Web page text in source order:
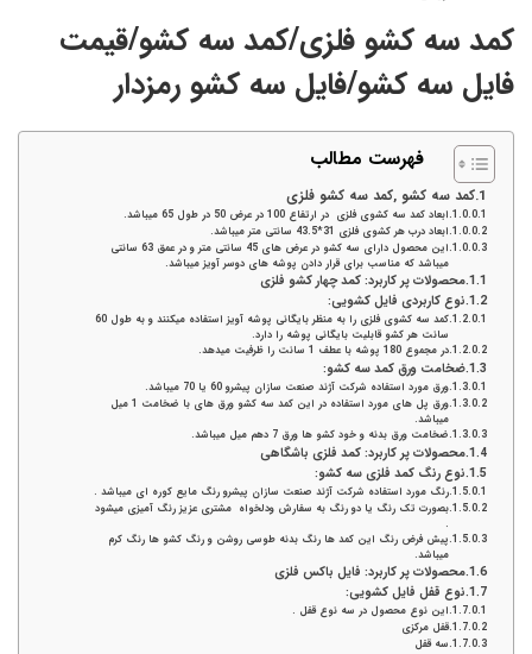
کمد سه کشو فلزی/کمد سه کشو/قیمت
فایل سه کشو/فایل سه کشو رمزدار
فهرست مطالب
کمد سه کشو ,کمد سه کشو فلزی
ابعاد کمد سه کشوی فلزی در ارتفاع 100 در عرض 50 در طول 65 میباشد.
ابعاد درب هر کشوی فلزی 31*43.5 سانتی متر میباشد.
این محصول دارای سه کشو در عرض های 45 سانتی متر و در عمق 63 سانتی
میباشد که مناسب برای قرار دادن پوشه های دوسر آویز میباشد.
محصولات پر کاربرد: کمد چهار کشو فلزی
نوع کاربردی فایل کشویی:
کمد سه کشوی فلزی را به منظر بایگانی پوشه آویز استفاده میکنند و به طول 60
سانت هر کشو قابلیت بایگانی پوشه را دارد.
در مجموع 180 پوشه با عطف 1 سانت را ظرفیت میدهد.
ضخامت ورق کمد سه کشو:
ورق مورد استفاده شرکت آژند صنعت سازان پیشرو 60 یا 70 میباشد.
ورق پل های مورد استفاده در این کمد سه کشو ورق های با ضخامت 1 میل
میباشد.
ضخامت ورق بدنه و خود کشو ها ورق 7 دهم میل میباشد.
محصولات پر کاربرد: کمد فلزی باشگاهی
نوع رنگ کمد فلزی سه کشو:
رنگ مورد استفاده شرکت آژند صنعت سازان پیشرو رنگ مایع کوره ای میباشد .
بصورت تک رنگ یا دو رنگ به سفارش ودلخواه مشتری عزیز رنگ آمیزی میشود
.
پیش فرض رنگ این کمد ها رنگ بدنه طوسی روشن و رنگ کشو ها رنگ کرم
میباشد.
محصولات پر کاربرد: فایل باکس فلزی
نوع قفل فایل کشویی:
این نوع محصول در سه نوع قفل .
قفل مرکزی
سه قفل